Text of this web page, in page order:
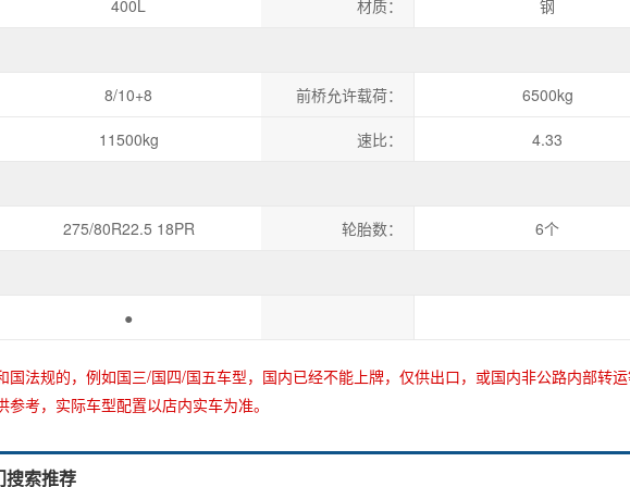
400L 材质： 钢
8/10+8 前桥允许载荷： 6500kg
11500kg 速比： 4.33
275/80R22.5 18PR 轮胎数： 6个
●
国法规的，例如国三/国四/国五车型，国内已经不能上牌，仅供出口，或国内非公路内部转
考，实际车型配置以店内实车为准。
搜索推荐